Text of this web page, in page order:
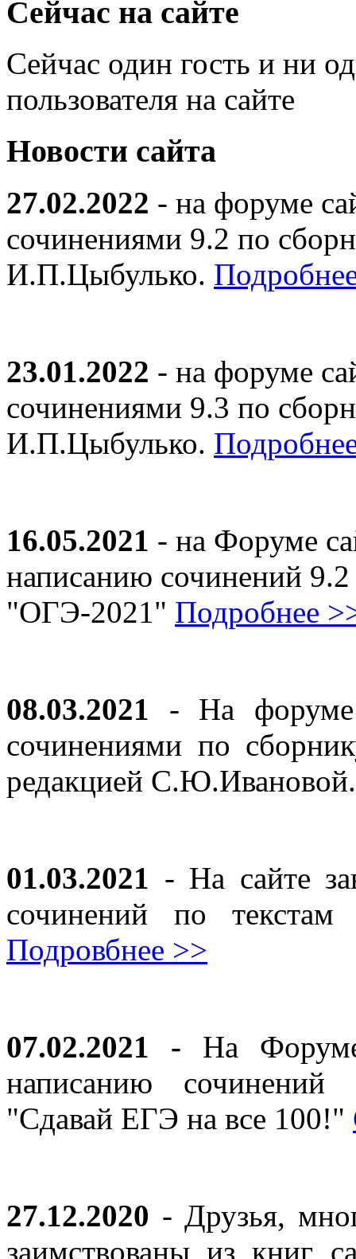
Сейчас на сайте
Сейчас один гость и ни
пользователя на сайте
Новости сайта
27.02.2022 - на форуме
сочинениями 9.2 по
И.П.Цыбулько.
23.01.2022 - на форуме
сочинениями 9.3 по
И.П.Цыбулько.
16.05.2021 - на Форуме
написанию сочинений
"ОГЭ-2021" Подробнее
08.03.2021 - На форуме
сочинениями по
редакцией
01.03.2021 - На сайте
сочинений по
Подровбнее >>
07.02.2021 - На
написанию
"Сдавай ЕГЭ на все 100!"
27.12.2020 - Друзья,
заимствованы из книг